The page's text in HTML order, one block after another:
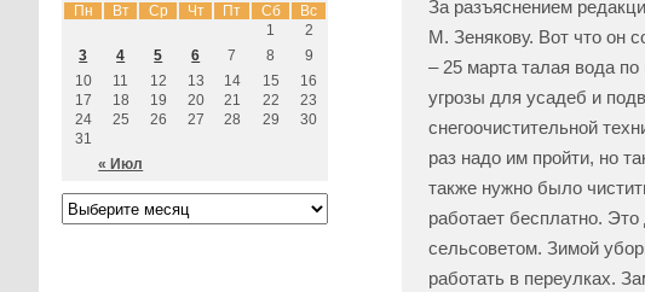
За разъяснением
М. Зенякову. Вот что он
– 25 марта талая вода
угрозы для усадеб и
снегоочистительной
раз надо им пройти, но
также нужно было
работает бесплатно.
сельсоветом. Зимой
работать в переулках.
Пн Вт Ср Чт Пт Сб Вс
« Июл
1
2
3
4 5 6 7 8
9
10
11 12 13 14 15
16
17
18 19 20 21 22
23
24
25 26 27 28 29
30
31